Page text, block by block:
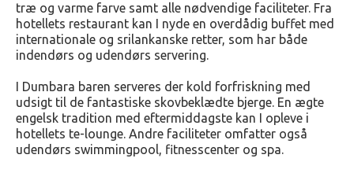
træ og varme farve samt alle nødvendige faciliteter. Fra
hotellets restaurant kan I nyde en overdådig buffet med
internationale og srilankanske retter, som har både
indendørs og udendørs servering.
I Dumbara baren serveres der kold forfriskning med
udsigt til de fantastiske skovbeklædte bjerge. En ægte
engelsk tradition med eftermiddagste kan I opleve i
hotellets te-lounge. Andre faciliteter omfatter også
udendørs swimmingpool, fitnesscenter og spa.